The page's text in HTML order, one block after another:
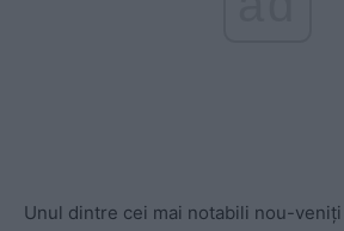
Unul dintre cei mai notabili nou-